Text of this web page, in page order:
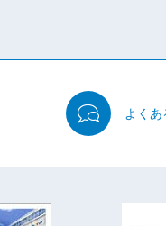
よくあ